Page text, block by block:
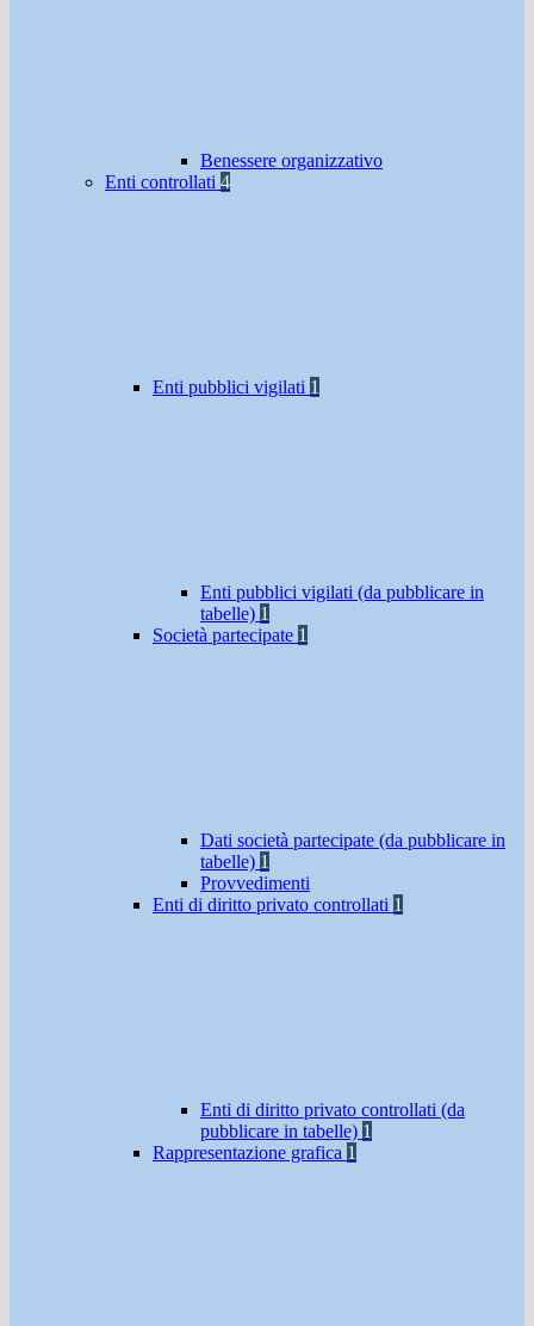
Benessere organizzativo
Enti controllati 4
Enti pubblici vigilati 1
Enti pubblici vigilati (da pubblicare in
tabelle) 1
Società partecipate 1
Dati società partecipate (da pubblicare in
tabelle) 1
Provvedimenti
Enti di diritto privato controllati 1
Enti di diritto privato controllati (da
pubblicare in tabelle) 1
Rappresentazione grafica 1